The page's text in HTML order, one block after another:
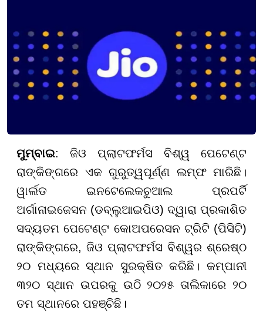
ମୁମ୍ବାଇ: ଜିଓ ପ୍ଲାଟଫର୍ମସ ବିଶ୍ୱ ପେଟେଣ୍ଟ
ରାଙ୍କିଙ୍ଗରେ ଏକ ଗୁରୁତ୍ୱପୂର୍ଣ୍ଣ ଲମ୍ଫ ମାରିଛି।
ୱାର୍ଲଡ ଇନଟେଲେକଚୁଆଲ ପ୍ରପର୍ଟି
ଅର୍ଗାନାଇଜେସନ (ଡବ୍ଲୁଆଇପିଓ) ଦ୍ୱାରା ପ୍ରକାଶିତ
ସଦ୍ୟତମ ପେଟେଣ୍ଟ କୋଅପରେସନ ଟ୍ରିଟି (ପିସିଟି)
ରାଙ୍କିଙ୍ଗରେ, ଜିଓ ପ୍ଲାଟଫର୍ମସ ବିଶ୍ୱର ଶ୍ରେଷ୍ଠ
୨୦ ମଧ୍ୟରେ ସ୍ଥାନ ସୁରକ୍ଷିତ କରିଛି। କମ୍ପାନୀ
୩୨୦ ସ୍ଥାନ ଉପରକୁ ଉଠି ୨୦୨୫ ତାଲିକାରେ ୨୦
ତମ ସ୍ଥାନରେ ପହଞ୍ଚିଛି।